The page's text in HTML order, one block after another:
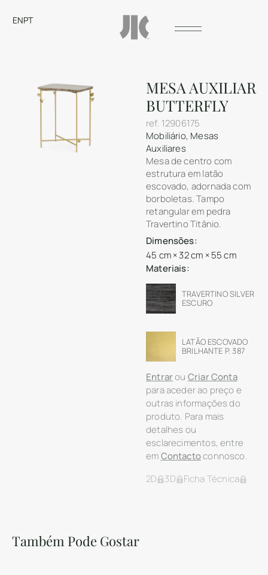
ENPT
MESA AUXILIAR
BUTTERFLY
ref. 12906175
Mobiliário, Mesas
Auxiliares
Mesa de centro com
estrutura em latão
escovado, adornada com
borboletas. Tampo
retangular em pedra
Travertino Titânio.
Dimensões:
45 cm × 32 cm × 55 cm
Materiais:
TRAVERTINO SILVER
ESCURO
LATÃO ESCOVADO
BRILHANTE P. 387
Entrarou Criar Conta
para aceder ao preço e
outras informações do
produto. Para mais
detalhes ou
esclarecimentos, entre
emContactoconnosco.
2D
3D Ficha Técnica
Também Pode Gostar